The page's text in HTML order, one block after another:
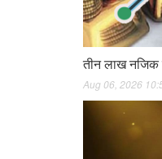
तीन लाख नजिक
Aug 06, 2026